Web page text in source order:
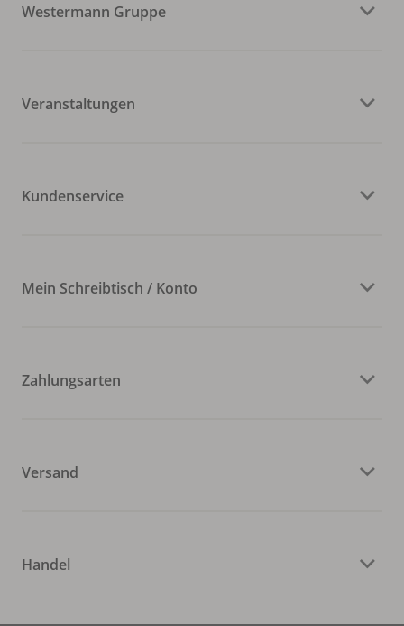
Westermann Gruppe
Veranstaltungen
Kundenservice
Mein Schreibtisch / Konto
Zahlungsarten
Versand
Handel